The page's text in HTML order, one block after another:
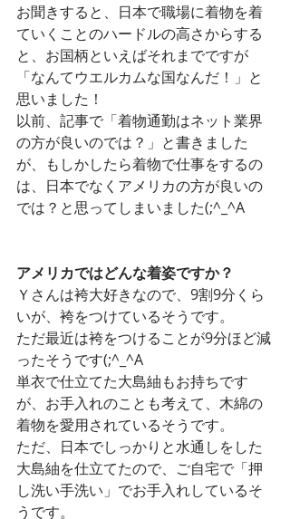
お聞きすると、日本で職場に着物を着
ていくことのハードルの高さからする
と、お国柄といえばそれまでですが
「なんてウエルカムな国なんだ！」と
思いました！
以前、記事で「着物通勤はネット業界
の方が良いのでは？」と書きました
が、もしかしたら着物で仕事をするの
は、日本でなくアメリカの方が良いの
では？と思ってしまいました(;^_^A
アメリカではどんな着姿ですか？
Ｙさんは袴大好きなので、9割9分くら
いが、袴をつけているそうです。
ただ最近は袴をつけることが9分ほど減
ったそうです(;^_^A
単衣で仕立てた大島紬もお持ちです
が、お手入れのことも考えて、木綿の
着物を愛用されているそうです。
ただ、日本でしっかりと水通しをした
大島紬を仕立てたので、ご自宅で「押
し洗い手洗い」でお手入れしているそ
うです。